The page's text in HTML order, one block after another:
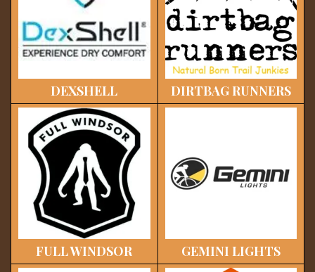
DEXSHELL DIRTBAG RUNNERS
FULL WINDSOR GEMINI LIGHTS